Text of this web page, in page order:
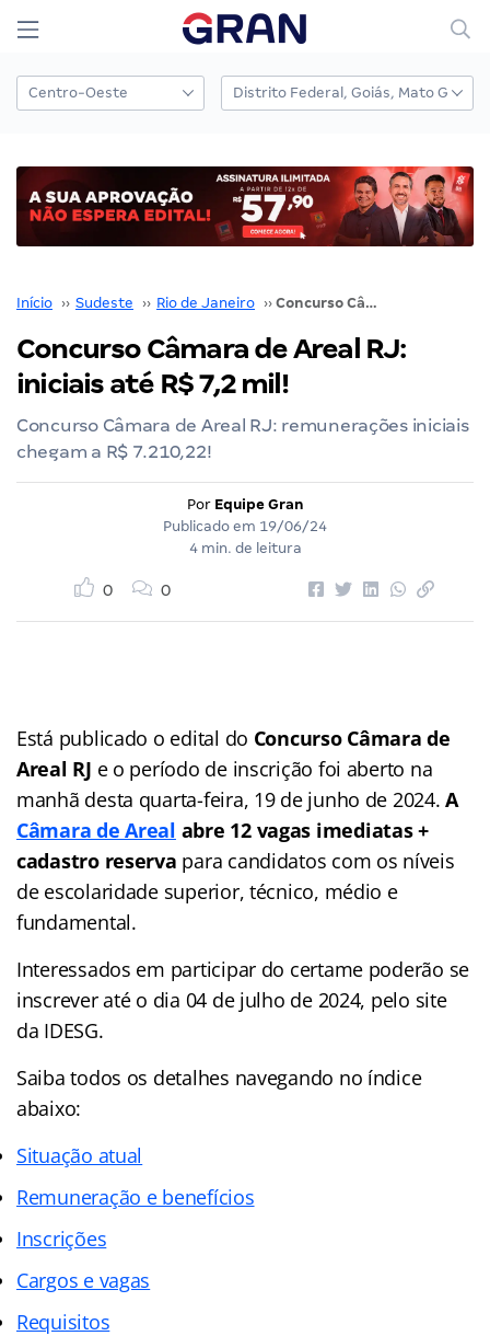
Início ›› Sudeste ›› Rio de Janeiro ›› Concurso Câmara de Areal RJ: iniciais até R$ 7,2 mil!
Concurso Câmara de Areal RJ:
iniciais até R$ 7,2 mil!
Concurso Câmara de Areal RJ: remunerações iniciais
chegam a R$ 7.210,22!
Por Equipe Gran
Publicado em 19/06/24
4 min. de leitura
0 0
Está publicado o edital do Concurso Câmara de
Areal RJ e o período de inscrição foi aberto na
manhã desta quarta-feira, 19 de junho de 2024.A
Câmara de Areal abre 12 vagas imediatas +
cadastro reserva para candidatos com os níveis
de escolaridade superior, técnico, médio e
fundamental.
Interessados em participar do certame poderão se
inscrever até o dia 04 de julho de 2024, pelo site
da IDESG.
Saiba todos os detalhes navegando no índice
abaixo:
Situação atual
Remuneração e benefícios
Inscrições
Cargos e vagas
Requisitos